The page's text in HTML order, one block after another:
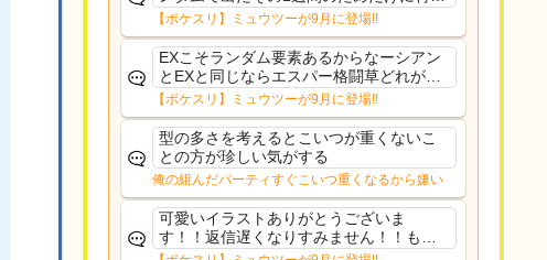
のタイプにリソース割くのなんだかむな
しい気がするわ出番がないってわけじゃ
ないから無駄ではないんだけど
【ポケスリ】ミュウツーが9月に登場!!
EXこそランダム要素あるからなーシアン
とEXと同じならエスパー格闘草どれが事
前に来るか分からんから、積む必要があ
るミュウツーは使いにくくね？って思っ
た
【ポケスリ】ミュウツーが9月に登場!!
型の多さを考えるとこいつが重くないこ
との方が珍しい気がする
俺の組んだパーティすぐこいつ重くなるから嫌い
可愛いイラストありがとうございま
す！！返信遅くなりすみません！！もう
少ししたら通常再開できます！